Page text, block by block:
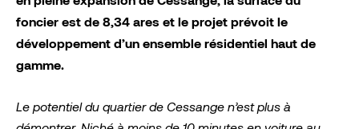
foncier est de 8,34 ares et le projet prévoit le
développement d’un ensemble résidentiel haut de
gamme.
Le potentiel du quartier de Cessange n’est plus à